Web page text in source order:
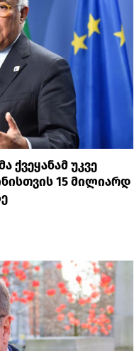
ქვეყანამ უკვე
15 მილიარდ